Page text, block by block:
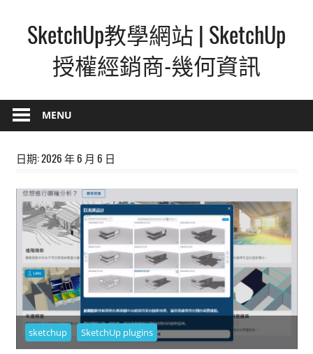
contentSketchUp教學網站 | SketchUp
授權經銷商-幾何資訊
–
最
覺
設
計
方
式,
人
人
都
能
上
MENU
日期:2026 年 6 月 6 日
sketchup SketchUp plugins